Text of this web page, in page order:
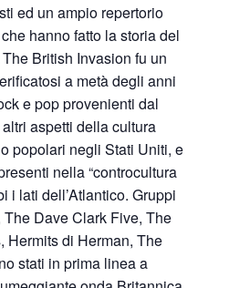
ed un ampio repertorio
hanno fatto la storia del
British Invasion fu un
a metà degli anni
e pop provenienti dal
aspetti della cultura
popolari negli Stati Uniti, e
nella “controcultura
i lati dell’Atlantico. Gruppi
Dave Clark Five, The
Hermits di Herman, The
stati in prima linea a